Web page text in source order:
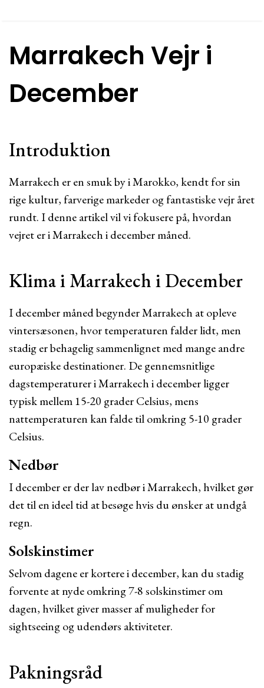
Marrakech Vejr i
December
Introduktion
Marrakech er en smuk by i Marokko, kendt for sin
rige kultur, farverige markeder og fantastiske vejr året
rundt. I denne artikel vil vi fokusere på, hvordan
vejret er i Marrakech i december måned.
Klima i Marrakech i December
I december måned begynder Marrakech at opleve
vintersæsonen, hvor temperaturen falder lidt, men
stadig er behagelig sammenlignet med mange andre
europæiske destinationer. De gennemsnitlige
dagstemperaturer i Marrakech i december ligger
typisk mellem 15-20 grader Celsius, mens
nattemperaturen kan falde til omkring 5-10 grader
Celsius.
Nedbør
I december er der lav nedbør i Marrakech, hvilket gør
det til en ideel tid at besøge hvis du ønsker at undgå
regn.
Solskinstimer
Selvom dagene er kortere i december, kan du stadig
forvente at nyde omkring 7-8 solskinstimer om
dagen, hvilket giver masser af muligheder for
sightseeing og udendørs aktiviteter.
Pakningsråd